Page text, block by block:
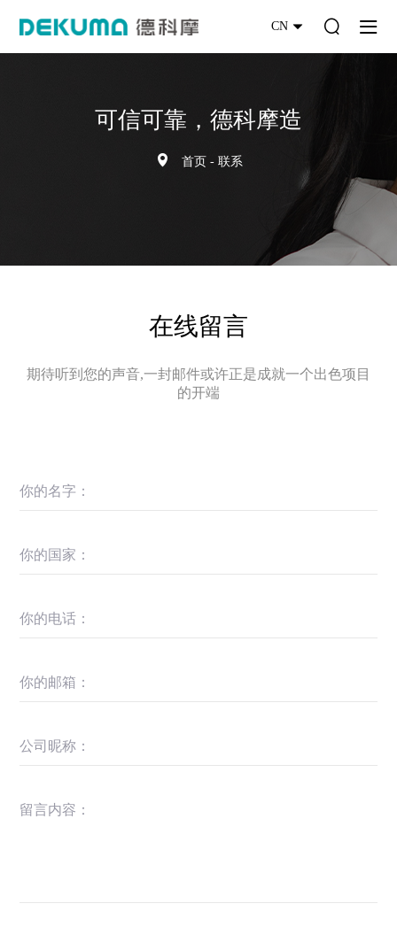
CN
可信可靠，德科摩造
首页 - 联系
在线留言
期待听到您的声音,一封邮件或许正是成就一个出色项目
的开端
你的名字：
你的国家：
你的电话：
你的邮箱：
公司昵称：
留言内容：